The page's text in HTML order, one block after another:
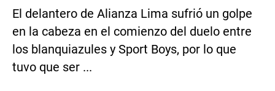
El delantero de Alianza Lima sufrió un golpe
en la cabeza en el comienzo del duelo entre
los blanquiazules y Sport Boys, por lo que
tuvo que ser ...